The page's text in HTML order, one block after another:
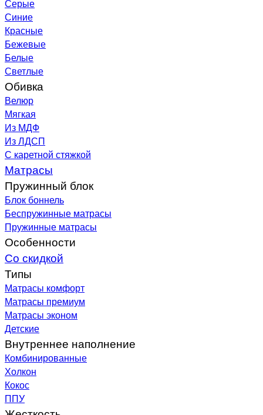
Серые
Синие
Красные
Бежевые
Белые
Светлые
Обивка
Велюр
Мягкая
Из МДФ
Из ЛДСП
С каретной стяжкой
Матрасы
Пружинный блок
Блок боннель
Беспружинные матрасы
Пружинные матрасы
Особенности
Со скидкой
Типы
Матрасы комфорт
Матрасы премиум
Матрасы эконом
Детские
Внутреннее наполнение
Комбинированные
Холкон
Кокос
ППУ